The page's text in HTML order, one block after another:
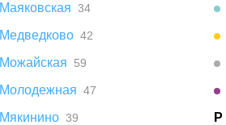
Маяковская 34
Медведково 42
Можайская 59
Молодежная 47
Мякинино 39
Р